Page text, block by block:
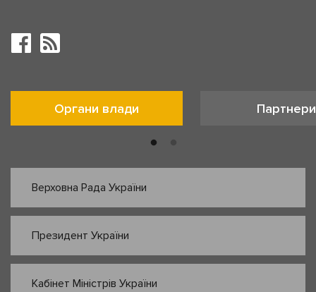
Органи влади Партнери
Верховна Рада України
Президент України
Кабінет Міністрів України